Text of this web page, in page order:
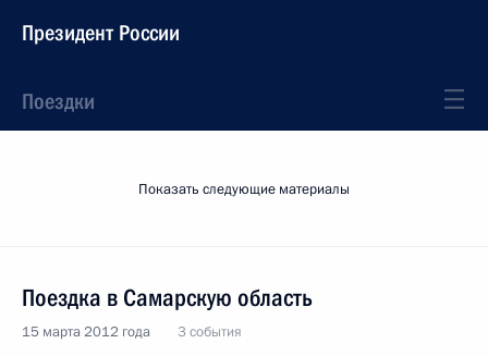
Президент России
Поездки
Показать следующие материалы
Поездка в Самарскую область
15 марта 2012 года 3 события